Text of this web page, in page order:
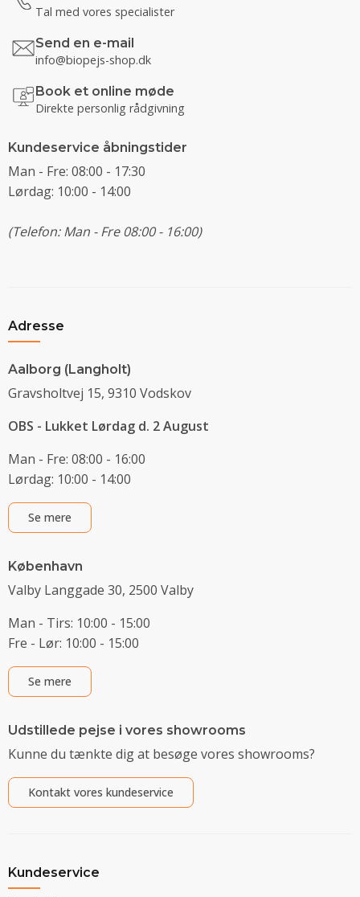
Tal med vores specialister
Send en e-mail
info@biopejs-shop.dk
Book et online møde
Direkte personlig rådgivning
Kundeservice åbningstider
Man - Fre: 08:00 - 17:30
Lørdag: 10:00 - 14:00
(Telefon: Man - Fre 08:00 - 16:00)
Adresse
Aalborg (Langholt)
Gravsholtvej 15, 9310 Vodskov
OBS - Lukket Lørdag d. 2 August
Man - Fre: 08:00 - 16:00
Lørdag: 10:00 - 14:00
Se mere
København
Valby Langgade 30, 2500 Valby
Man - Tirs: 10:00 - 15:00
Fre - Lør: 10:00 - 15:00
Se mere
Udstillede pejse i vores showrooms
Kunne du tænkte dig at besøge vores showrooms?
Kontakt vores kundeservice
Kundeservice